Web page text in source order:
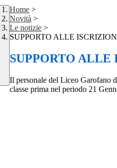
Home >
Novità >
Le notizie >
SUPPORTO ALLE
SUPPORTO ALLE
Il personale del Liceo Garofano
classe prima nel periodo 21